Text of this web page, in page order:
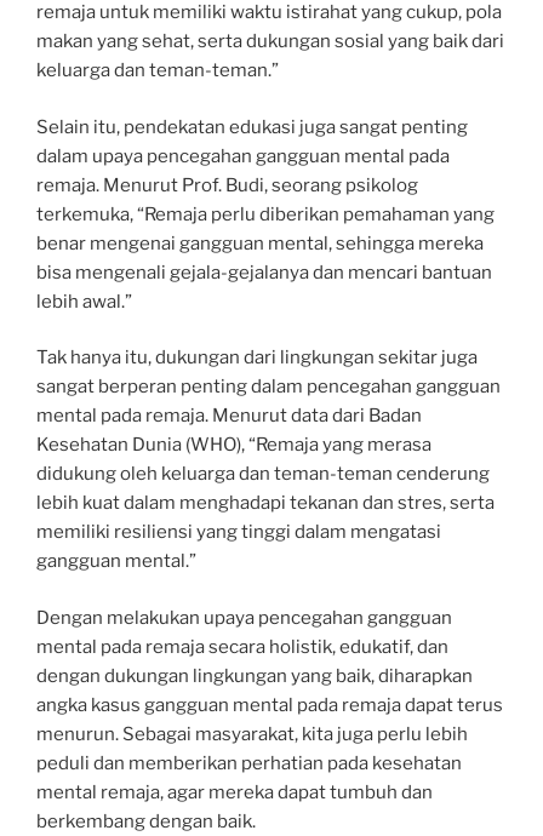
remaja untuk memiliki waktu istirahat yang cukup, pola
makan yang sehat, serta dukungan sosial yang baik dari
keluarga dan teman-teman.”
Selain itu, pendekatan edukasi juga sangat penting
dalam upaya pencegahan gangguan mental pada
remaja. Menurut Prof. Budi, seorang psikolog
terkemuka, “Remaja perlu diberikan pemahaman yang
benar mengenai gangguan mental, sehingga mereka
bisa mengenali gejala-gejalanya dan mencari bantuan
lebih awal.”
Tak hanya itu, dukungan dari lingkungan sekitar juga
sangat berperan penting dalam pencegahan gangguan
mental pada remaja. Menurut data dari Badan
Kesehatan Dunia (WHO), “Remaja yang merasa
didukung oleh keluarga dan teman-teman cenderung
lebih kuat dalam menghadapi tekanan dan stres, serta
memiliki resiliensi yang tinggi dalam mengatasi
gangguan mental.”
Dengan melakukan upaya pencegahan gangguan
mental pada remaja secara holistik, edukatif, dan
dengan dukungan lingkungan yang baik, diharapkan
angka kasus gangguan mental pada remaja dapat terus
menurun. Sebagai masyarakat, kita juga perlu lebih
peduli dan memberikan perhatian pada kesehatan
mental remaja, agar mereka dapat tumbuh dan
berkembang dengan baik.